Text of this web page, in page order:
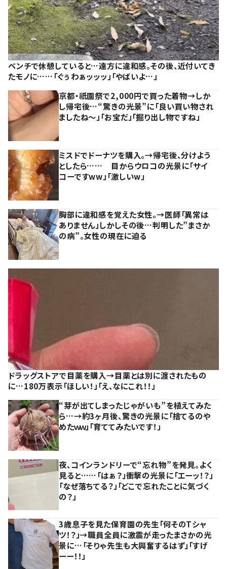
ベンチで休憩していると…遠方に違和感。その後、近付いてき
たモノに……「ぐぅわぁッッッ」「やばいよ…」
京都・祇園祭で2,000円で買った着物→しか
し帰宅後…“驚きの光景”に「良い買い物され
ましたね～」「お宝だ」「掘り出し物ですね」
ミスドでドーナツを購入。→帰宅後、分けよう
としたら…… 目からウロコの光景に「サイ
コーですww」「激しいw」
胸部に違和感を覚えた女性。→医師「異常は
ありません」しかしその後…判明した”まさか
の病”。女性の現在に迫る
ドラッグストアで目薬を購入→目薬とは別に渡されたもの
に…180万表示「ほしい！」「え、なにこれ！！」
“芽が出てしまったじゃがいも”を植えてみた
ら…→約3ヶ月後、驚きの光景に「捨てるのや
めたｗｗ」「育ててみたいです！」
夜、コインランドリーで“忘れ物”を発見。よく
見ると……「はぁ？」衝撃の光景に「エーッ！？」
「なぜ落ちてる？」「どこで忘れたことに気づく
の？」
3歳息子を見た保育園の先生「何そのTシャ
ツ！？」→職員全員に激震が走ったまさかの光
景に…「そりゃ先生も大興奮するはず」「すげ
ーー！！」